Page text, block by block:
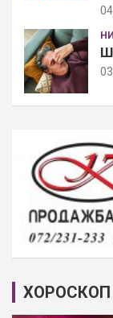
ХОРОСКОП